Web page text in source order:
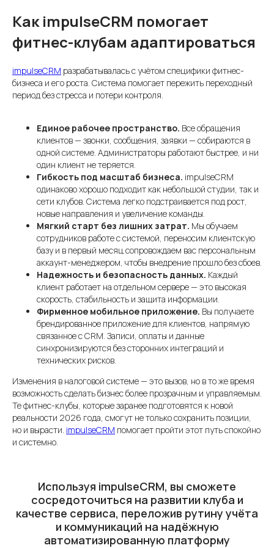
Как impulseCRM помогает
фитнес-клубам адаптироваться
impulseCRM разрабатывалась с учётом специфики фитнес-
бизнеса и его роста. Система помогает пережить переходный
период без стресса и потери контроля.
Единое рабочее пространство. Все обращения
клиентов — звонки, сообщения, заявки — собираются в
одной системе. Администраторы работают быстрее, и ни
один клиент не теряется.
Гибкость под масштаб бизнеса. impulseCRM
одинаково хорошо подходит как небольшой студии, так и
сети клубов. Система легко подстраивается под рост,
новые направления и увеличение команды.
Мягкий старт без лишних затрат. Мы обучаем
сотрудников работе с системой, переносим клиентскую
базу и в первый месяц сопровождаем вас персональным
аккаунт-менеджером, чтобы внедрение прошло без сбоев.
Надежность и безопасность данных. Каждый
клиент работает на отдельном сервере — это высокая
скорость, стабильность и защита информации.
Фирменное мобильное приложение. Вы получаете
брендированное приложение для клиентов, напрямую
связанное с CRM. Записи, оплаты и данные
синхронизируются без сторонних интеграций и
технических рисков.
Изменения в налоговой системе — это вызов, но в то же время
возможность сделать бизнес более прозрачным и управляемым.
Те фитнес-клубы, которые заранее подготовятся к новой
реальности 2026 года, смогут не только сохранить позиции,
но и вырасти. impulseCRM помогает пройти этот путь спокойно
и системно.
Используя impulseCRM, вы сможете
сосредоточиться на развитии клуба и
качестве сервиса, переложив рутину учёта
и коммуникаций на надёжную
автоматизированную платформу